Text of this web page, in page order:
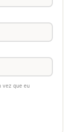
vez que eu